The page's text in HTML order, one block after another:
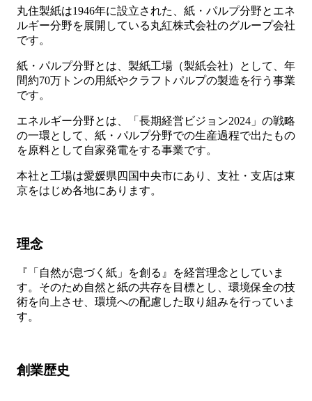
丸住製紙は1946年に設立された、紙・パルプ分野とエネ
ルギー分野を展開している丸紅株式会社のグループ会社
です。
紙・パルプ分野とは、製紙工場（製紙会社）として、年
間約70万トンの用紙やクラフトパルプの製造を行う事業
です。
エネルギー分野とは、「長期経営ビジョン2024」の戦略
の一環として、紙・パルプ分野での生産過程で出たもの
を原料として自家発電をする事業です。
本社と工場は愛媛県四国中央市にあり、支社・支店は東
京をはじめ各地にあります。
理念
『「自然が息づく紙」を創る』を経営理念としていま
す。そのため自然と紙の共存を目標とし、環境保全の技
術を向上させ、環境への配慮した取り組みを行っていま
す。
創業歴史